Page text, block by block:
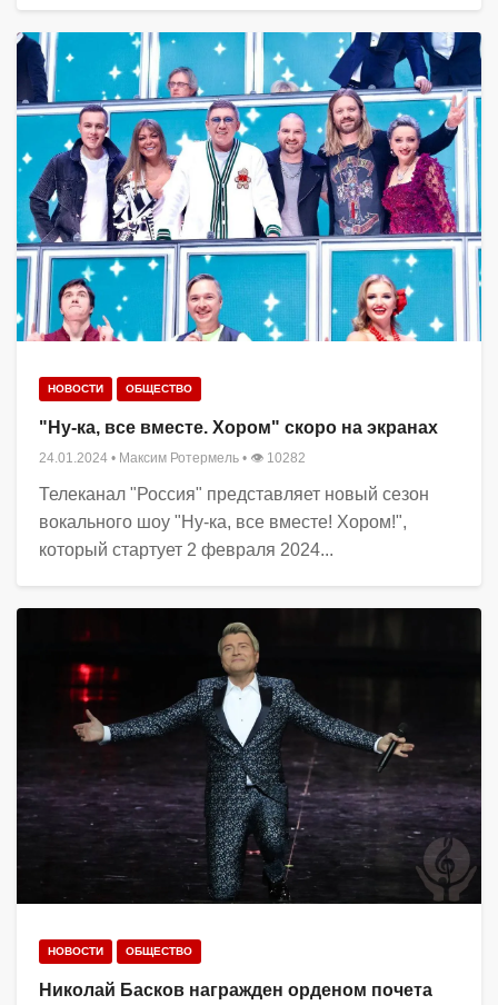
НОВОСТИ ОБЩЕСТВО
"Ну-ка, все вместе. Хором" скоро на экранах
24.01.2024 • Максим Ротермель • 👁 10282
Телеканал "Россия" представляет новый сезон
вокального шоу "Ну-ка, все вместе! Хором!",
который стартует 2 февраля 2024...
НОВОСТИ ОБЩЕСТВО
Николай Басков награжден орденом почета